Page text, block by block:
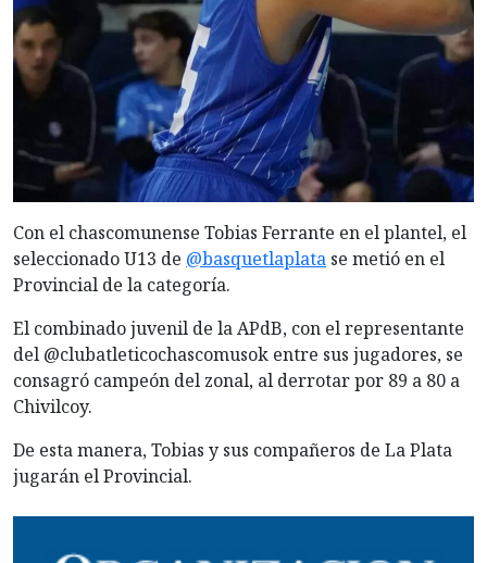
Con el chascomunense Tobias Ferrante en el plantel, el
seleccionado U13 de @basquetlaplata se metió en el
Provincial de la categoría.
El combinado juvenil de la APdB, con el representante
del @clubatleticochascomusok entre sus jugadores, se
consagró campeón del zonal, al derrotar por 89 a 80 a
Chivilcoy.
De esta manera, Tobias y sus compañeros de La Plata
jugarán el Provincial.